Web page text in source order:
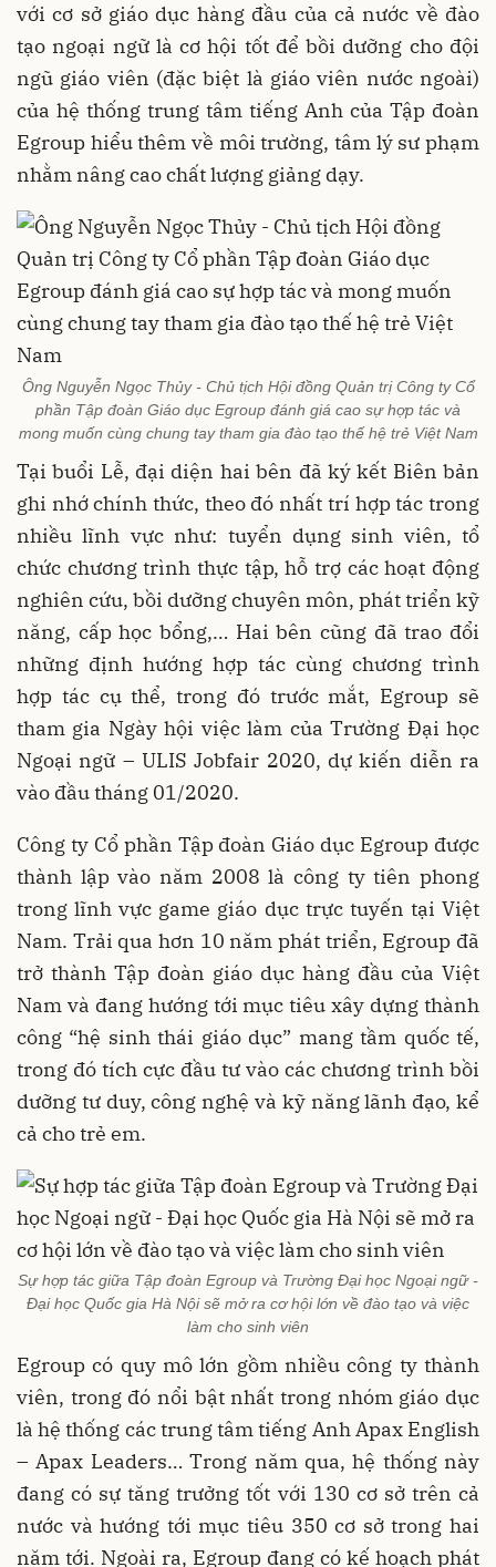
với cơ sở giáo dục hàng đầu của cả nước về đào
tạo ngoại ngữ là cơ hội tốt để bồi dưỡng cho đội
ngũ giáo viên (đặc biệt là giáo viên nước ngoài)
của hệ thống trung tâm tiếng Anh của Tập đoàn
Egroup hiểu thêm về môi trường, tâm lý sư phạm
nhằm nâng cao chất lượng giảng dạy.
Ông Nguyễn Ngọc Thủy - Chủ tịch Hội đồng Quản trị Công ty Cổ
phần Tập đoàn Giáo dục Egroup đánh giá cao sự hợp tác và
mong muốn cùng chung tay tham gia đào tạo thế hệ trẻ Việt Nam
Tại buổi Lễ, đại diện hai bên đã ký kết Biên bản
ghi nhớ chính thức, theo đó nhất trí hợp tác trong
nhiều lĩnh vực như: tuyển dụng sinh viên, tổ
chức chương trình thực tập, hỗ trợ các hoạt động
nghiên cứu, bồi dưỡng chuyên môn, phát triển kỹ
năng, cấp học bổng,… Hai bên cũng đã trao đổi
những định hướng hợp tác cùng chương trình
hợp tác cụ thể, trong đó trước mắt, Egroup sẽ
tham gia Ngày hội việc làm của Trường Đại học
Ngoại ngữ – ULIS Jobfair 2020, dự kiến diễn ra
vào đầu tháng 01/2020.
Công ty Cổ phần Tập đoàn Giáo dục Egroup được
thành lập vào năm 2008 là công ty tiên phong
trong lĩnh vực game giáo dục trực tuyến tại Việt
Nam. Trải qua hơn 10 năm phát triển, Egroup đã
trở thành Tập đoàn giáo dục hàng đầu của Việt
Nam và đang hướng tới mục tiêu xây dựng thành
công “hệ sinh thái giáo dục” mang tầm quốc tế,
trong đó tích cực đầu tư vào các chương trình bồi
dưỡng tư duy, công nghệ và kỹ năng lãnh đạo, kể
cả cho trẻ em.
Sự hợp tác giữa Tập đoàn Egroup và Trường Đại học Ngoại ngữ -
Đại học Quốc gia Hà Nội sẽ mở ra cơ hội lớn về đào tạo và việc
làm cho sinh viên
Egroup có quy mô lớn gồm nhiều công ty thành
viên, trong đó nổi bật nhất trong nhóm giáo dục
là hệ thống các trung tâm tiếng Anh Apax English
– Apax Leaders… Trong năm qua, hệ thống này
đang có sự tăng trưởng tốt với 130 cơ sở trên cả
nước và hướng tới mục tiêu 350 cơ sở trong hai
năm tới. Ngoài ra, Egroup đang có kế hoạch phát